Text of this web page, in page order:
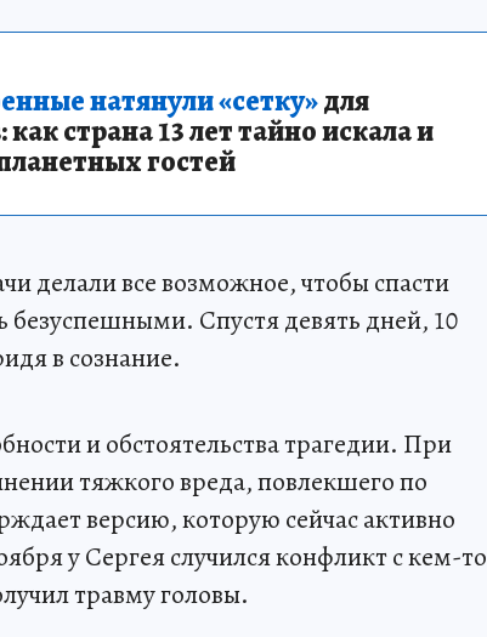
натянули «сетку»для
страна 13 лет тайно искала и
гостей
делали все возможное, чтобы спасти
безуспешными. Спустя девять дней, 10
в сознание.
и обстоятельства трагедии. При
тяжкого вреда, повлекшего по
версию, которую сейчас активно
у Сергея случился конфликт с кем-то
травму головы.